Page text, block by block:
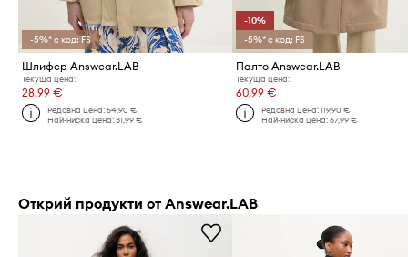
-5%* с код: FS
Шлифер Answear.LAB
Текуща цена:
28,99 €
Редовна цена:54,90 €
Най-ниска цена:31,99 €
-10%
-5%* с код: FS
Палто Answear.LAB
Текуща цена:
60,99 €
Редовна цена: 119,90 €
Най-ниска цена: 67,99 €
Открий продукти от Answear.LAB